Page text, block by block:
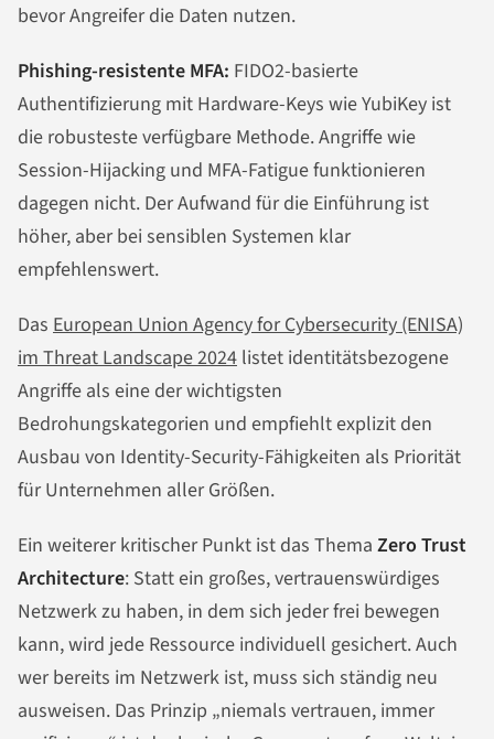
bevor Angreifer die Daten nutzen.
Phishing-resistente MFA: FIDO2-basierte
Authentifizierung mit Hardware-Keys wie YubiKey ist
die robusteste verfügbare Methode. Angriffe wie
Session-Hijacking und MFA-Fatigue funktionieren
dagegen nicht. Der Aufwand für die Einführung ist
höher, aber bei sensiblen Systemen klar
empfehlenswert.
Das European Union Agency for Cybersecurity (ENISA)
im Threat Landscape 2024 listet identitätsbezogene
Angriffe als eine der wichtigsten
Bedrohungskategorien und empfiehlt explizit den
Ausbau von Identity-Security-Fähigkeiten als Priorität
für Unternehmen aller Größen.
Ein weiterer kritischer Punkt ist das Thema Zero Trust
Architecture: Statt ein großes, vertrauenswürdiges
Netzwerk zu haben, in dem sich jeder frei bewegen
kann, wird jede Ressource individuell gesichert. Auch
wer bereits im Netzwerk ist, muss sich ständig neu
ausweisen. Das Prinzip „niemals vertrauen, immer